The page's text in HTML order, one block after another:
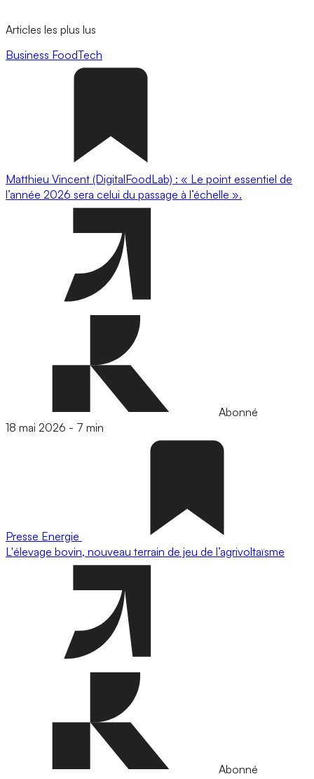
Articles les plus lus
Business FoodTech
Matthieu Vincent (DigitalFoodLab) : « Le point essentiel de
l’année 2026 sera celui du passage à l’échelle ».
Abonné
18 mai 2026 - 7 min
Presse Energie
L'élevage bovin, nouveau terrain de jeu de l’agrivoltaïsme
Abonné